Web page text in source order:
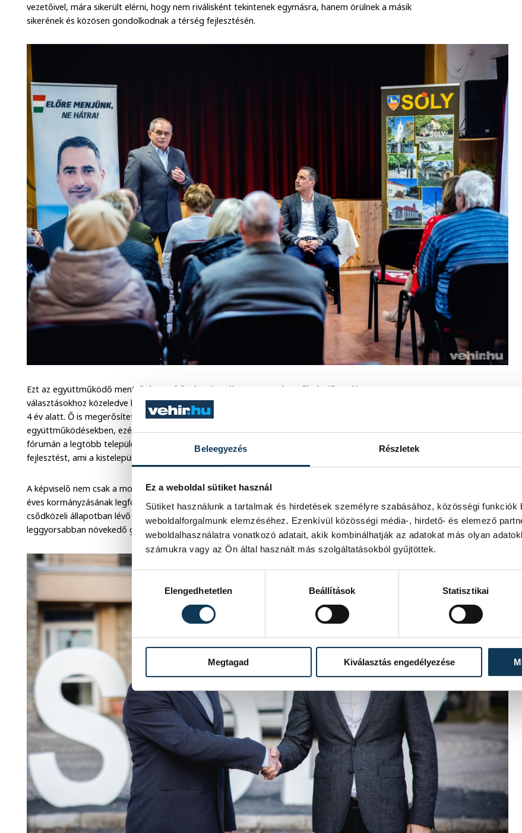
Beleegyezés Részletek
Ez a weboldal sütiket használ
Sütiket használunk a tartalmak és hirdetések személyre szabásához, közösségi funkciók
weboldalforgalmunk elemzéséhez. Ezenkívül közösségi média-, hirdető- és elemező
weboldalhasználatra vonatkozó adatait, akik kombinálhatják az adatokat más olyan
számukra vagy az Ön által használt más szolgáltatásokból gyűjtöttek.
Hozzájárulás kiválasztása
Elengedhetetlen
Beállítások Statisztikai
Megtagad Kiválasztás engedélyezése
vezetőivel, mára sikerült elérni, hogy nem riválisként tekintenek egymásra, hanem örülnek a másik
sikerének és közösen gondolkodnak a térség fejlesztésén.
Ezt az együttműködő mentalitást Ovádi Péter is méltatta az egybegyűltek előtt, aki a
választásokhoz közeledve kiemelte, eljött az idő, hogy számot vessenek, mit sikerült közösen elérni
4 év alatt. Ő is megerősítette, hogy nem csak kistelepülési szinten kell gondolkodni, hanem térségi
együttműködésekben, ezért is olyan fontos az, hogy az általa életre hívott polgármesterek
fórumán a legtöbb település vezetője aktívan és konstruktívan részt vett, így pedig minden olyan
fejlesztést, ami a kistelepüléseken történik, közös sikerként lehet elkönyvelni.
A képviselő nem csak a mostani parlamenti ciklus eredményeiről beszélt, hanem a Fidesz-KDNP 12
éves kormányzásának legfontosabb intézkedéseit is felidézte, kezdve onnan, hogy 2010-ben egy
csődközeli állapotban lévő országot kellett átvennie az Orbán-kormánynak, ma pedig Európa egyik
leggyorsabban növekedő gazdaságát tudja felmutatni Magyarország.